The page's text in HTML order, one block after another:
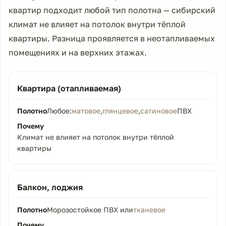
квартир подходит любой тип полотна — сибирский
климат не влияет на потолок внутри тёплой
квартиры. Разница проявляется в неотапливаемых
помещениях и на верхних этажах.
Квартира (отапливаемая)
Любое:матовое,глянцевое,сатиновоеПВХ
Климат не влияет на потолок внутри тёплой
квартиры
Балкон, лоджия
Морозостойкое ПВХ илитканевое